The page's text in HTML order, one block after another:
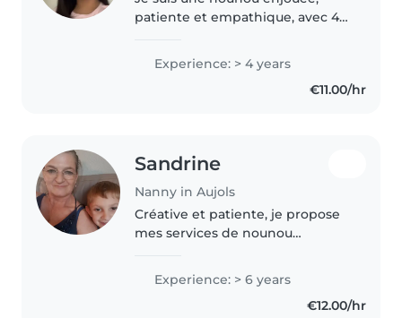
patiente et empathique, avec 4
d'enfants de tous âges. Je parle
français et turc, ce qui peut être
Experience: > 4 years
€11.00/hr
Sandrine
Nanny in Aujols
Créative et patiente, je propose
mes services de nounou
de vos enfants. Avec plus de 6
ans d'expérience ,le BAFA et un
CAP petite enfance, j'anime des..
Experience: > 6 years
€12.00/hr